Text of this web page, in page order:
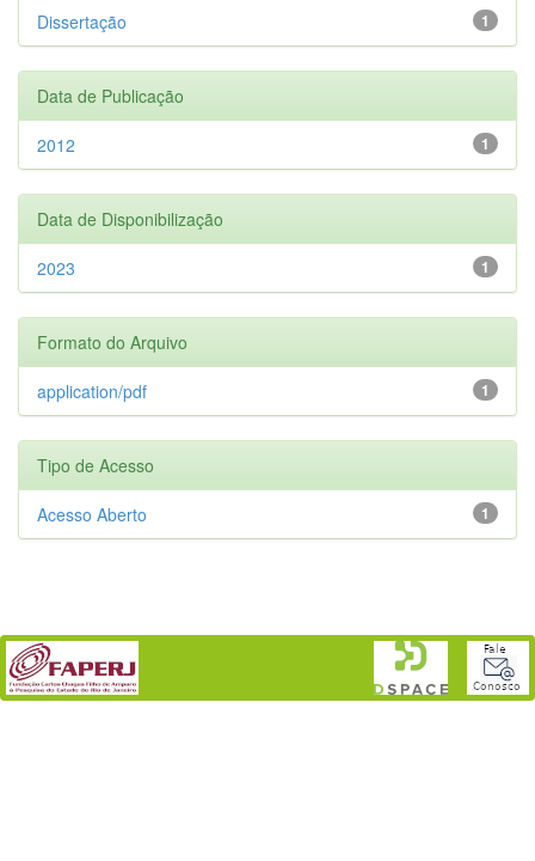
1
Dissertação
Data de Publicação
1
2012
Data de Disponibilização
1
2023
Formato do Arquivo
1
application/pdf
Tipo de Acesso
1
Acesso Aberto